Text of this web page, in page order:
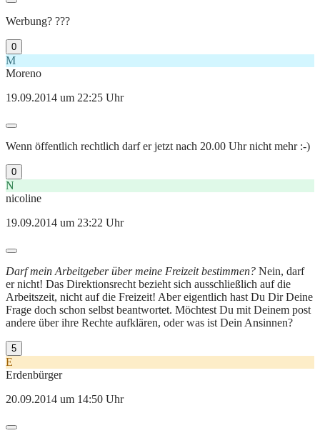
Werbung? ???
0
M
Moreno
19.09.2014 um 22:25 Uhr
Wenn öffentlich rechtlich darf er jetzt nach 20.00 Uhr nicht mehr :-)
0
N
nicoline
19.09.2014 um 23:22 Uhr
Darf mein Arbeitgeber über meine Freizeit bestimmen? Nein, darf
er nicht! Das Direktionsrecht bezieht sich ausschließlich auf die
Arbeitszeit, nicht auf die Freizeit! Aber eigentlich hast Du Dir Deine
Frage doch schon selbst beantwortet. Möchtest Du mit Deinem post
andere über ihre Rechte aufklären, oder was ist Dein Ansinnen?
5
E
Erdenbürger
20.09.2014 um 14:50 Uhr